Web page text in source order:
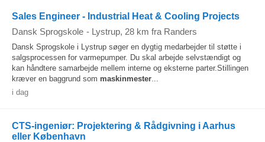
Sales Engineer - Industrial Heat & Cooling Projects
Dansk Sprogskole - Lystrup, 28 km fra Randers
Dansk Sprogskole i Lystrup søger en dygtig medarbejder til støtte i
salgsprocessen for varmepumper. Du skal arbejde selvstændigt og
kan håndtere samarbejde mellem interne og eksterne parter.Stillingen
kræver en baggrund som maskinmester...
i dag
CTS-ingeniør: Projektering & Rådgivning i Aarhus
eller København